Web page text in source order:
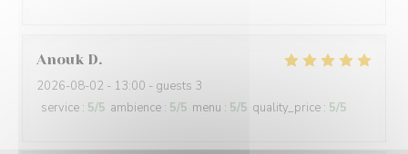
Anouk D
2026-08-02 - 13:00 - guests 3
service : 5/5 ambience : 5/5 menu : 5/5 quality_price : 5/5